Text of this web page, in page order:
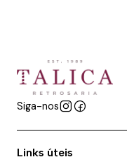
Siga-nos
Links úteis